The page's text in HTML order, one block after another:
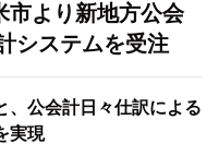
市より新地方公会
システムを受注
、公会計日々仕訳による
実現